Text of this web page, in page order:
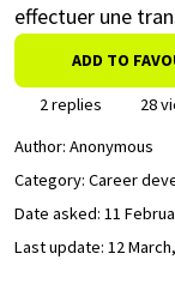
effectuer une
ADD TO
2 replies
28
Author: Anonymous
Category: Career
Date asked: 11
Last update: 12